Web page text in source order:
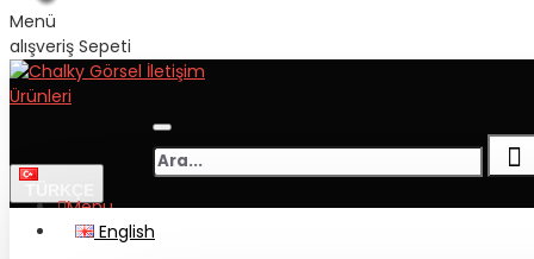
Menü
alışveriş Sepeti
English
Menu